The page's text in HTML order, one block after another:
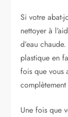
Si votre abat-
nettoyer à
d’eau
plastique en
fois que vous
Une fois que